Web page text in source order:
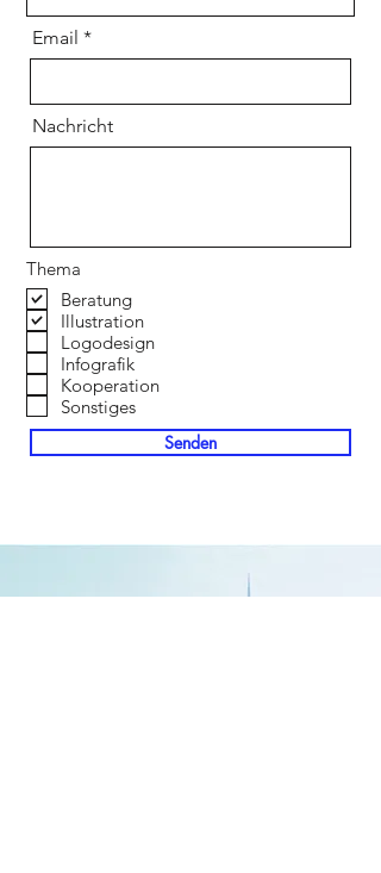
Email
Nachricht
Thema
Beratung
Illustration
Logodesign
Infografik
Kooperation
Sonstiges
Senden